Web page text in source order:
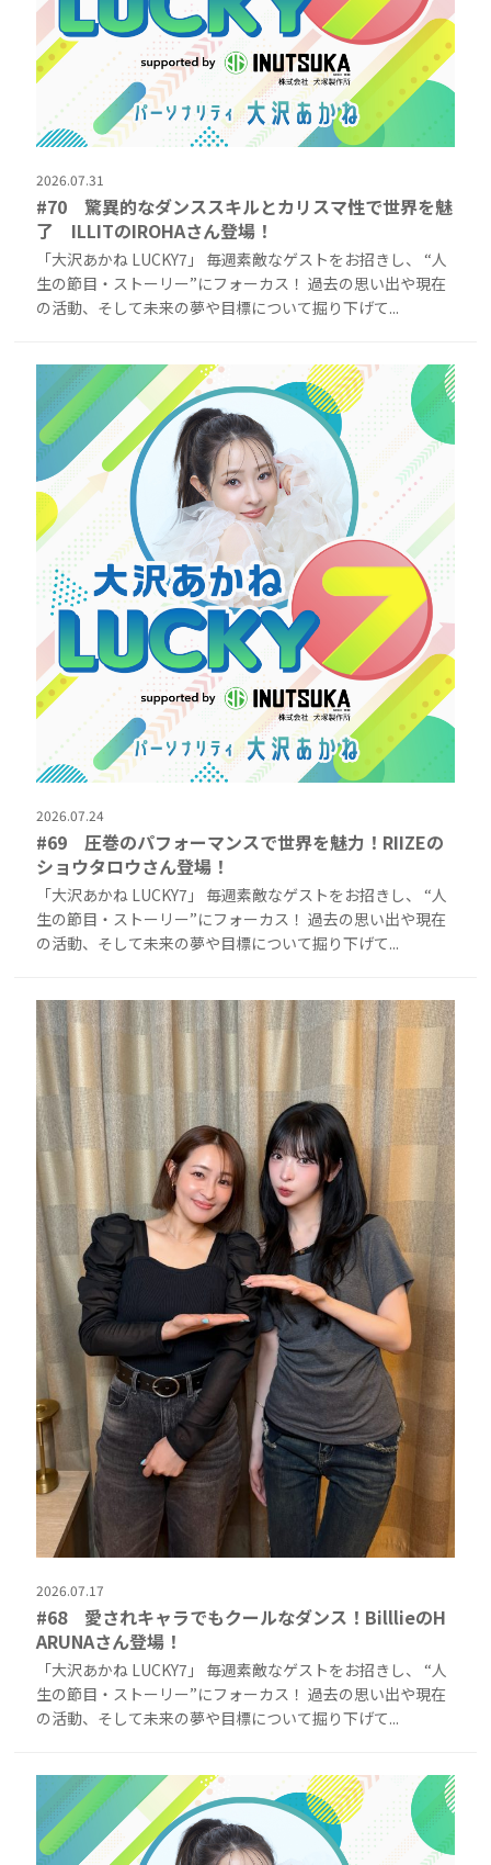
2026.07.31
#70 驚異的なダンススキルとカリスマ性で世界を魅
了 ILLITのIROHAさん登場！
「大沢あかね LUCKY7」 毎週素敵なゲストをお招きし、 “人
生の節目・ストーリー”にフォーカス！ 過去の思い出や現在
の活動、そして未来の夢や目標について掘り下げて...
2026.07.24
#69 圧巻のパフォーマンスで世界を魅力！RIIZEの
ショウタロウさん登場！
「大沢あかね LUCKY7」 毎週素敵なゲストをお招きし、 “人
生の節目・ストーリー”にフォーカス！ 過去の思い出や現在
の活動、そして未来の夢や目標について掘り下げて...
2026.07.17
#68 愛されキャラでもクールなダンス！BilllieのH
ARUNAさん登場！
「大沢あかね LUCKY7」 毎週素敵なゲストをお招きし、 “人
生の節目・ストーリー”にフォーカス！ 過去の思い出や現在
の活動、そして未来の夢や目標について掘り下げて...